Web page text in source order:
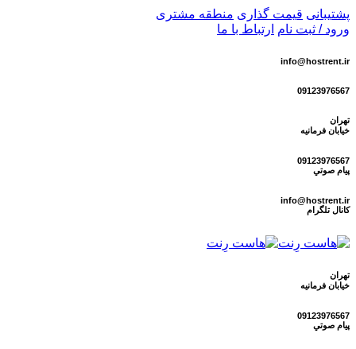
پشتیبانی قیمت گذاری منطقه مشتری
ورود / ثبت نام ارتباط با ما
info@hostrent.ir
09123976567
تهران
خیابان فرمانيه
09123976567
پيام صوتي
info@hostrent.ir
كانال تلگرام
تهران
خیابان فرمانيه
09123976567
پيام صوتي